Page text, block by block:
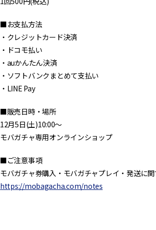
■お支払方法
・クレジットカード決済
・ドコモ払い
・auかんたん決済
・ソフトバンクまとめて支払い
・LINE Pay
■販売日時・場所
12月5日(土)10:00～
モバガチャ専用オンラインショップ
■ご注意事項
モバガチャ券購入・モバガチャプレイ・発送に
https://mobagacha.com/notes